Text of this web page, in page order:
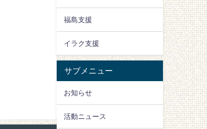
福島支援
イラク支援
サブメニュー
お知らせ
活動ニュース